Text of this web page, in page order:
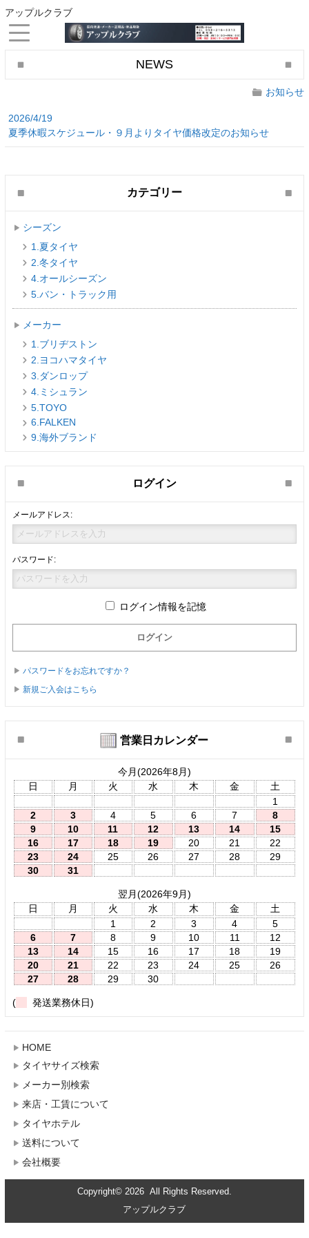
アップルクラブ
NEWS
お知らせ
2026/4/19
夏季休暇スケジュール・９月よりタイヤ価格改定のお知らせ
カテゴリー
シーズン
1.夏タイヤ
2.冬タイヤ
4.オールシーズン
5.バン・トラック用
メーカー
1.ブリヂストン
2.ヨコハマタイヤ
3.ダンロップ
4.ミシュラン
5.TOYO
6.FALKEN
9.海外ブランド
ログイン
メールアドレス:
パスワード:
ログイン情報を記憶
パスワードをお忘れですか？
新規ご入会はこちら
営業日カレンダー
今月(2026年8月)
日
月 火 水 木 金
土
1
2
3 4 5 6 7
8
9
10 11 12 13 14
15
16
17 18 19 20 21
22
23
24 25 26 27 28
29
30
31
翌月(2026年9月)
日
月 火 水 木 金
土
1
2 3 4
5
6
7 8 9 10 11
12
13
14 15 16 17 18
19
20
21 22 23 24 25
26
27
28 29 30
( 発送業務休日)
HOME
タイヤサイズ検索
メーカー別検索
来店・工賃について
タイヤホテル
送料について
会社概要
Copyright© 2026 All Rights Reserved.
アップルクラブ